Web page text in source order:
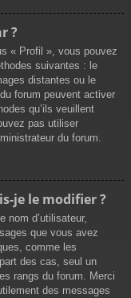
?
« Profil », vous pouvez
suivantes : le
distantes ou le
forum peuvent activer
qu’ils veuillent
pas utiliser
du forum.
je le modifier ?
nom d’utilisateur,
que vous avez
comme les
des cas, seul un
rangs du forum. Merci
des messages